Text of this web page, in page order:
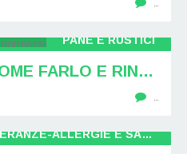
PANE E RUSTICI
LIEVITO MADRE COME FARLO E RINFRESCARLO
CIBI BIOLOGICI-INTOLLERANZE-ALLERGIE E SALUTE ALIMENTARE